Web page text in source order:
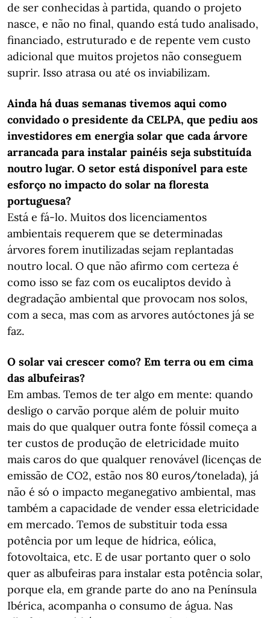
de ser conhecidas à partida, quando o projeto
nasce, e não no final, quando está tudo analisado,
financiado, estruturado e de repente vem custo
adicional que muitos projetos não conseguem
suprir. Isso atrasa ou até os inviabilizam.
Ainda há duas semanas tivemos aqui como
convidado o presidente da CELPA, que pediu aos
investidores em energia solar que cada árvore
arrancada para instalar painéis seja substituída
noutro lugar. O setor está disponível para este
esforço no impacto do solar na floresta
portuguesa?
Está e fá-lo. Muitos dos licenciamentos
ambientais requerem que se determinadas
árvores forem inutilizadas sejam replantadas
noutro local. O que não afirmo com certeza é
como isso se faz com os eucaliptos devido à
degradação ambiental que provocam nos solos,
com a seca, mas com as arvores autóctones já se
faz.
O solar vai crescer como? Em terra ou em cima
das albufeiras?
Em ambas. Temos de ter algo em mente: quando
desligo o carvão porque além de poluir muito
mais do que qualquer outra fonte fóssil começa a
ter custos de produção de eletricidade muito
mais caros do que qualquer renovável (licenças de
emissão de CO2, estão nos 80 euros/tonelada), já
não é só o impacto meganegativo ambiental, mas
também a capacidade de vender essa eletricidade
em mercado. Temos de substituir toda essa
potência por um leque de hídrica, eólica,
fotovoltaica, etc. E de usar portanto quer o solo
quer as albufeiras para instalar esta potência solar,
porque ela, em grande parte do ano na Península
Ibérica, acompanha o consumo de água. Nas